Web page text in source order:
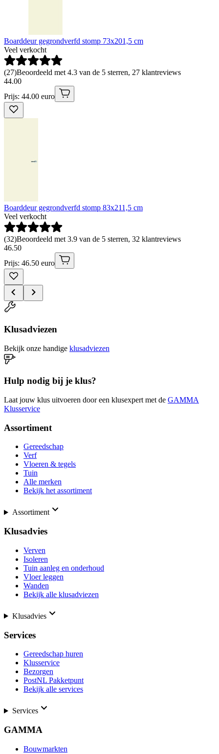
Boarddeur gegrondverfd stomp 73x201,5 cm
Veel verkocht
(27)Beoordeeld met 4.3 van de 5 sterren, 27 klantreviews
44.00
Prijs: 44.00 euro
Boarddeur gegrondverfd stomp 83x211,5 cm
Veel verkocht
(32)Beoordeeld met 3.9 van de 5 sterren, 32 klantreviews
46.50
Prijs: 46.50 euro
Klusadviezen
Bekijk onze handige klusadviezen
Hulp nodig bij je klus?
Laat jouw klus uitvoeren door een klusexpert met de GAMMA
Klusservice
Assortiment
Gereedschap
Verf
Vloeren & tegels
Tuin
Alle merken
Bekijk het assortiment
Assortiment
Klusadvies
Verven
Isoleren
Tuin aanleg en onderhoud
Vloer leggen
Wanden
Bekijk alle klusadviezen
Klusadvies
Services
Gereedschap huren
Klusservice
Bezorgen
PostNL Pakketpunt
Bekijk alle services
Services
GAMMA
Bouwmarkten